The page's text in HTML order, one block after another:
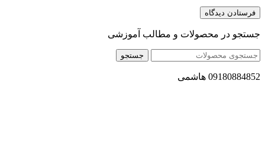
جستجو در محصولات و مطالب آموزشی
جستجو
09180884852 هاشمی